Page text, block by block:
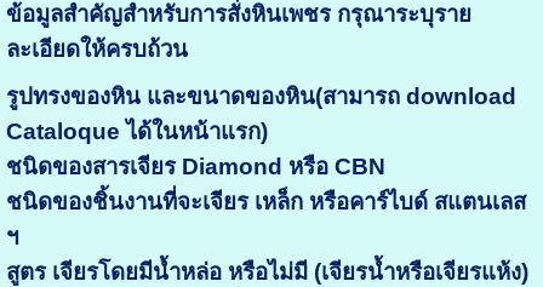
ข้อมูลสำคัญสำหรับการสั่งหินเพชร กรุณาระบุราย
ละเอียดให้ครบถ้วน
รูปทรงของหิน และขนาดของหิน(สามารถ download
Cataloque ได้ในหน้าแรก)
ชนิดของสารเจียร Diamond หรือ CBN
ชนิดของชิ้นงานที่จะเจียร เหล็ก หรือคาร์ไบด์ สแตนเลส
ฯ
สูตร เจียรโดยมีน้ำหล่อ หรือไม่มี (เจียรน้ำหรือเจียรแห้ง)